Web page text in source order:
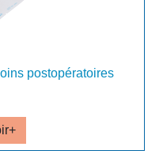
postopératoires